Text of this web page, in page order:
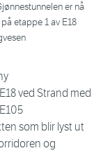
er nå
etappe 1 av E18
ved Strand med
som blir lyst ut
og